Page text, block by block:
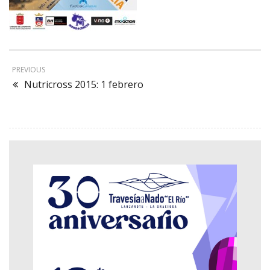
PREVIOUS
Nutricross 2015: 1 febrero